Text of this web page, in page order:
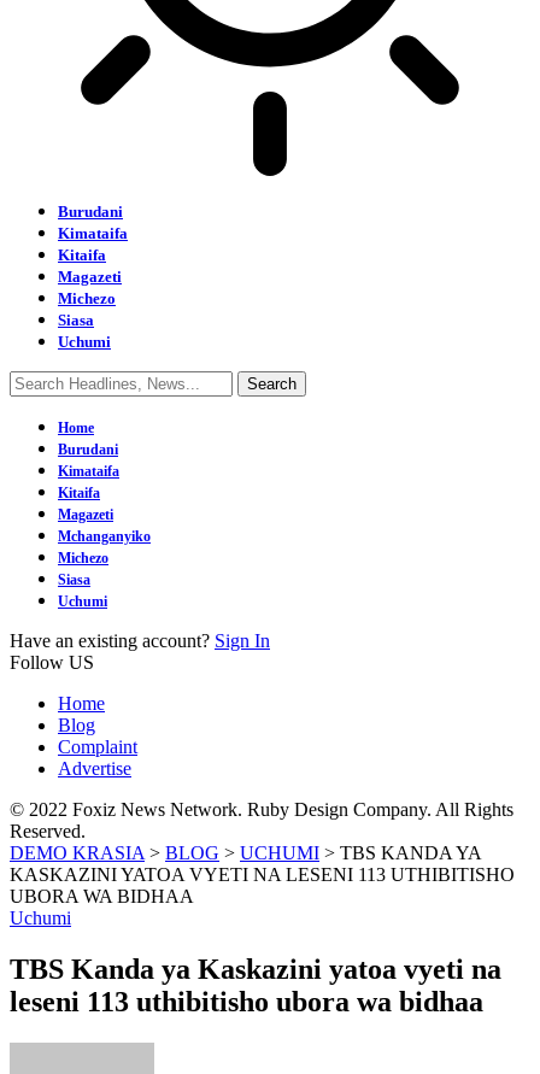
Burudani
Kimataifa
Kitaifa
Magazeti
Michezo
Siasa
Uchumi
Home
Burudani
Kimataifa
Kitaifa
Magazeti
Mchanganyiko
Michezo
Siasa
Uchumi
Have an existing account? Sign In
Follow US
Home
Blog
Complaint
Advertise
© 2022 Foxiz News Network. Ruby Design Company. All Rights
Reserved.
DEMO KRASIA > BLOG > UCHUMI > TBS KANDA YA
KASKAZINI YATOA VYETI NA LESENI 113 UTHIBITISHO
UBORA WA BIDHAA
Uchumi
TBS Kanda ya Kaskazini yatoa vyeti na
leseni 113 uthibitisho ubora wa bidhaa